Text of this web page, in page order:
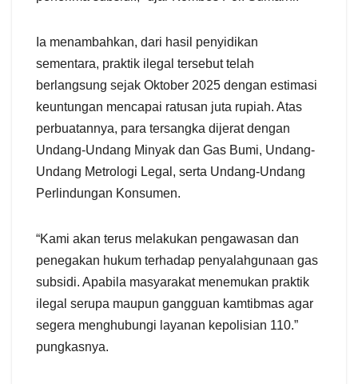
Ia menambahkan, dari hasil penyidikan
sementara, praktik ilegal tersebut telah
berlangsung sejak Oktober 2025 dengan estimasi
keuntungan mencapai ratusan juta rupiah. Atas
perbuatannya, para tersangka dijerat dengan
Undang-Undang Minyak dan Gas Bumi, Undang-
Undang Metrologi Legal, serta Undang-Undang
Perlindungan Konsumen.
“Kami akan terus melakukan pengawasan dan
penegakan hukum terhadap penyalahgunaan gas
subsidi. Apabila masyarakat menemukan praktik
ilegal serupa maupun gangguan kamtibmas agar
segera menghubungi layanan kepolisian 110.”
pungkasnya.